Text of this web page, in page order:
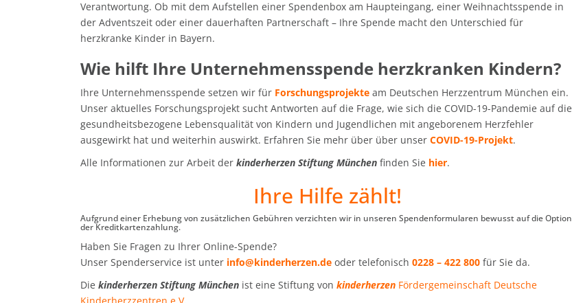
Verantwortung. Ob mit dem Aufstellen einer Spendenbox am Haupteingang, einer Weihnachtsspende in
der Adventszeit oder einer dauerhaften Partnerschaft – Ihre Spende macht den Unterschied für
herzkranke Kinder in Bayern.
Wie hilft Ihre Unternehmensspende herzkranken Kindern?
Ihre Unternehmensspende setzen wir für Forschungsprojekte am Deutschen Herzzentrum München ein.
Unser aktuelles Forschungsprojekt sucht Antworten auf die Frage, wie sich die COVID-19-Pandemie auf die
gesundheitsbezogene Lebensqualität von Kindern und Jugendlichen mit angeborenem Herzfehler
ausgewirkt hat und weiterhin auswirkt. Erfahren Sie mehr über über unser COVID-19-Projekt.
Alle Informationen zur Arbeit der kinderherzen Stiftung München finden Sie hier.
Ihre Hilfe zählt!
Aufgrund einer Erhebung von zusätzlichen Gebühren verzichten wir in unseren Spendenformularen bewusst auf die Option
der Kreditkartenzahlung.
Haben Sie Fragen zu Ihrer Online-Spende?
Unser Spenderservice ist unter info@kinderherzen.de oder telefonisch 0228 – 422 800 für Sie da.
Die kinderherzen Stiftung München ist eine Stiftung von kinderherzen Fördergemeinschaft Deutsche